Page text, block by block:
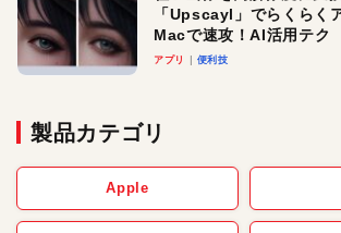
「Upscayl」でらくらく
Macで速攻！AI活用テク
アプリ 便利技
製品カテゴリ
Apple